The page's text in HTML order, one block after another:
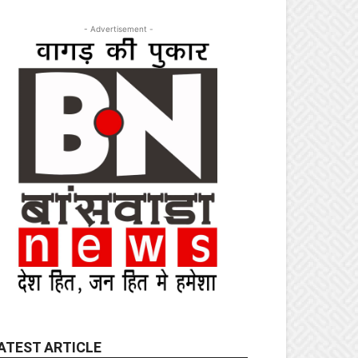
- Advertisement -
ARTICLE